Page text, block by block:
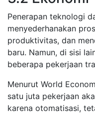
Penerapan teknologi
menyederhanakan
produktivitas, dan
baru. Namun, di sisi
beberapa pekerjaan
Menurut World
satu juta pekerjaan
karena otomatisasi,